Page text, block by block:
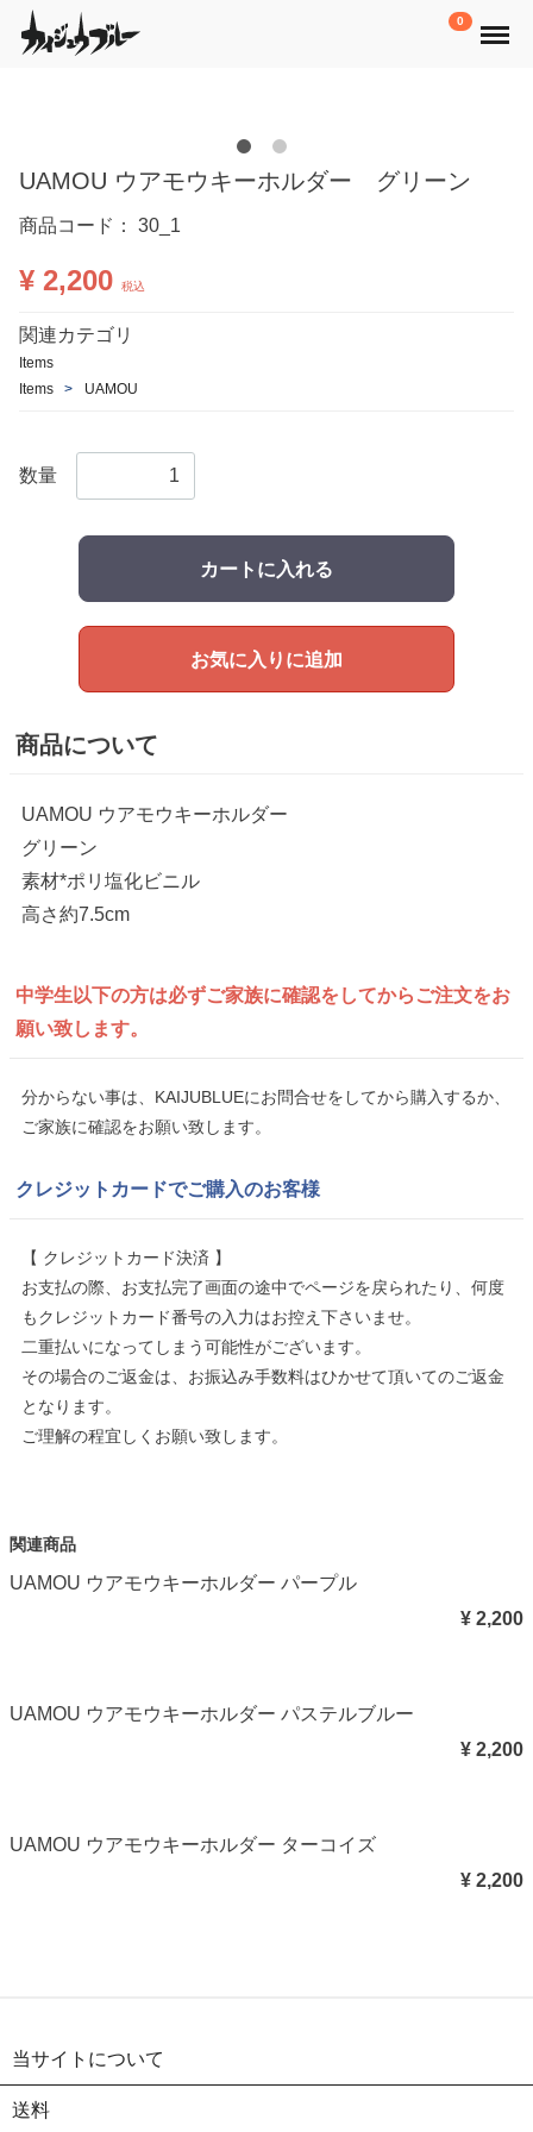
0 Menu
UAMOU ウアモウキーホルダー グリーン
商品コード： 30_1
¥ 2,200 税込
関連カテゴリ
Items
Items
UAMOU
数量
カートに入れる
お気に入りに追加
商品について
UAMOU ウアモウキーホルダー
グリーン
素材*ポリ塩化ビニル
高さ約7.5cm
中学生以下の方は必ずご家族に確認をしてから ご注文をお
願い致します。
分からない事は、KAIJUBLUEにお問合せをしてから購入するか、
ご家族に確認をお願い致します。
クレジットカードでご購入のお客様
【 クレジットカード決済 】
お支払の際、お支払完了画面の途中でページを戻られたり、何度
もクレジットカード番号の入力はお控え下さいませ。
二重払いになってしまう可能性がございます。
その場合のご返金は、お振込み手数料はひかせて頂いてのご返金
となります。
ご理解の程宜しくお願い致します。
関連商品
UAMOU ウアモウキーホルダー パープル
¥ 2,200
UAMOU ウアモウキーホルダー パステルブルー
¥ 2,200
UAMOU ウアモウキーホルダー ターコイズ
¥ 2,200
当サイトについて
送料